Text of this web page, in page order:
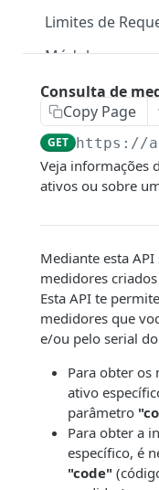
OAuth 2.0
Limites de
Módulos
Conexão com o
Filtros
ENDPOINTS
Consultar
Consultar log
Valor Hora
Criar Valor
Criar centros
Criar contas
Criar um
Consultar um
Consultar a
um ativo
serviço
Consultar
ativos
Consultar
Recursos
Consulta de
Consultar a
Consultar
recursos
Criar um
Criar
Terceiros
Consulta de
Consulta de
terceiros
Consultar
Consultar
Armazéns
Consultar os
Consultar
Consultar
Consultar
Tarefas
Consultar
Consultar
Consultar os
Orçamento
Consulta
Aprovar/
Ordens de
Consulta de
Medidores
Consulta de
Copy Page
GET https://
Veja informações
ativos ou sobre
Mediante esta
medidores
Esta API te
medidores que
e/ou pelo serial
Para obter os
ativo
parâmetro
Para obter a
específico, é
"code"